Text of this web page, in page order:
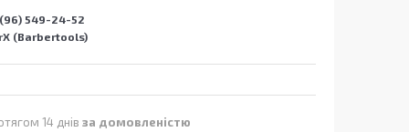
549-24-52
(Barbertools)
14 днів за домовленістю